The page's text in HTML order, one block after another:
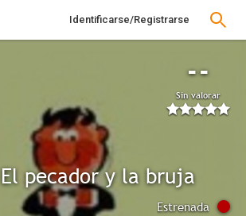
Identificarse/Registrarse
--
Sin valorar
El pecador y la bruja
Estrenada